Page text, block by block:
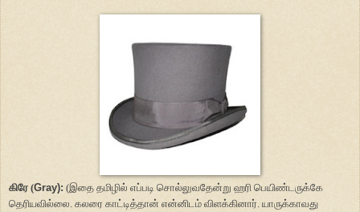
கிரே (Gray): (இதை தமிழில் எப்படி சொல்லுவதேன்று ஹரி பெயிண்டருக்கே
தெரியவில்லை. கலரை காட்டித்தான் என்னிடம் விளக்கினார். யாருக்காவது